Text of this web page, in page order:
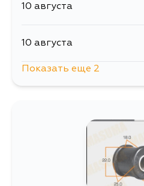
10 августа
10 августа
Показать еще 2